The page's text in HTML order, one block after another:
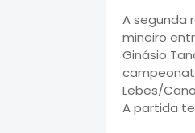
A segunda
mineiro
Ginásio
Lebes/
A partida